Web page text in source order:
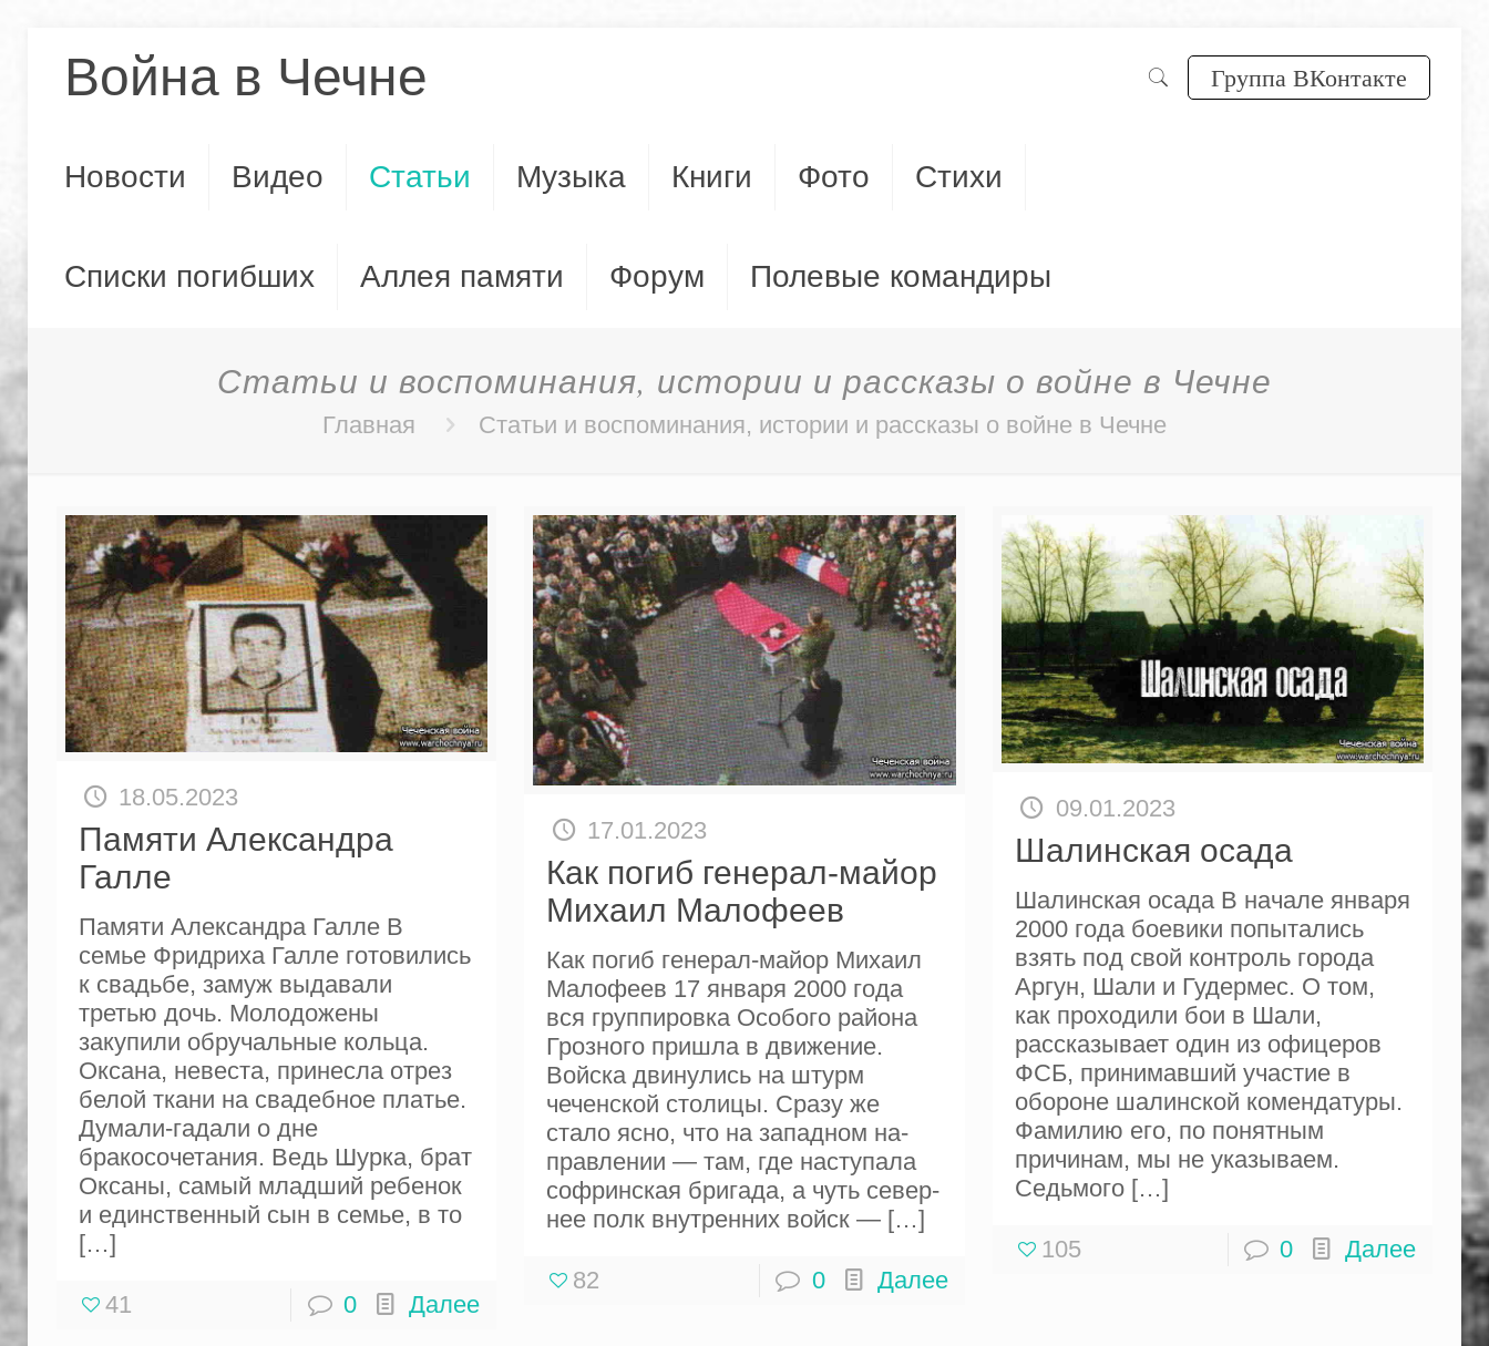
Война в Чечне
Новости Видео Статьи Музыка Книги Фото Стихи
Списки погибших Аллея памяти Форум Полевые командиры
Группа ВКонтакте
Статьи и воспоминания, истории и рассказы о войне в Чечне
Главная Статьи и воспоминания, истории и рассказы о войне в Чечне
18.05.2023
Памяти Александра
Галле
Памяти Александра Галле В
семье Фридриха Галле готовились
к свадьбе, замуж выдавали
третью дочь. Молодожены
закупили обручальные кольца.
Оксана, невеста, принесла отрез
белой ткани на свадебное платье.
Думали-гадали о дне
бракосочетания. Ведь Шурка, брат
Оксаны, самый младший ребенок
и единственный сын в семье, в то
[…]
41 0 Далее
17.01.2023
Как погиб генерал-майор
Михаил Малофеев
Как погиб генерал-майор Михаил
Малофеев 17 января 2000 года
вся группи­ровка Особого района
Грозного при­шла в движение.
Войска двинулись на штурм
чеченской столицы. Сразу же
стало ясно, что на западном на­
правлении — там, где наступала
софринская бригада, а чуть север­
нее полк внутренних войск — […]
82 0 Далее
09.01.2023
Шалинская осада
Шалинская осада В начале января
2000 года боевики попытались
взять под свой контроль города
Аргун, Шали и Гудермес. О том,
как проходили бои в Шали,
рассказывает один из офицеров
ФСБ, принимавший участие в
обороне шалинской комендатуры.
Фамилию его, по понятным
причинам, мы не указываем.
Седьмого[…]
105 0 Далее